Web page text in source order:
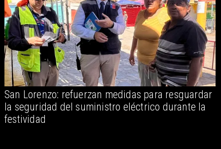
San Lorenzo: refuerzan medidas para resguardar
la seguridad del suministro eléctrico durante la
festividad